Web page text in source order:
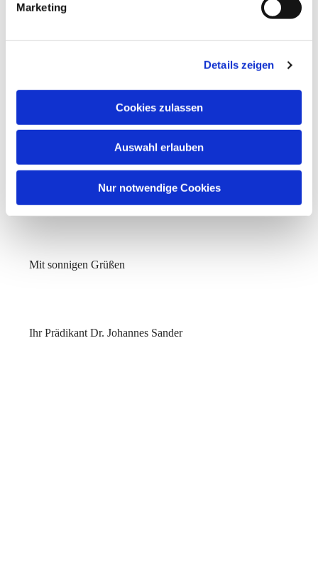
Marketing
Details zeigen
Cookies zulassen
Auswahl erlauben
Nur notwendige Cookies
Wir treffen uns zum Bibelgesprächskreis jeweils am 1.
Wein und ein paar Pralinchen im Konferenzzimmer des
Emmaus-Gemeindehauses, Kleiberweg 115c.
Mit sonnigen Grüßen
Ihr Prädikant Dr. Johannes Sander